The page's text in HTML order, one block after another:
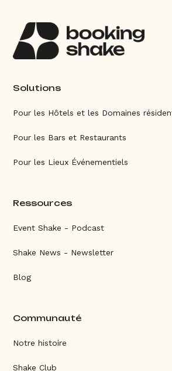
Solutions
Pour les Hôtels et les Domaines
Pour les Bars et Restaurants
Pour les Lieux Événementiels
Ressources
Event Shake - Podcast
Shake News - Newsletter
Blog
Communauté
Notre histoire
Shake Club